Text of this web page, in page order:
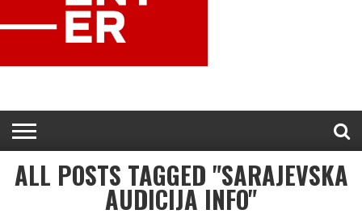
ALL POSTS TAGGED "SARAJEVSKA
AUDICIJA INFO"